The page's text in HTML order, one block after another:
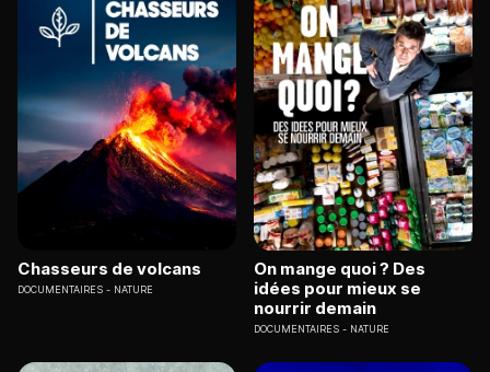
Chasseurs de volcans
DOCUMENTAIRES NATURE
On mange quoi ? Des
idées pour mieux se
nourrir demain
DOCUMENTAIRES NATURE